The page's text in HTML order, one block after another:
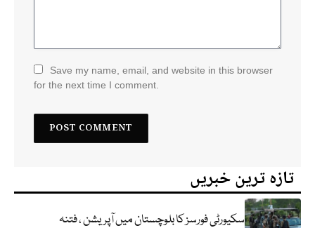
Save my name, email, and website in this browser
for the next time I comment.
تازہ ترین خبریں
سکیورٹی فورسز کا بلوچستان میں آپریشن ، فتنہ